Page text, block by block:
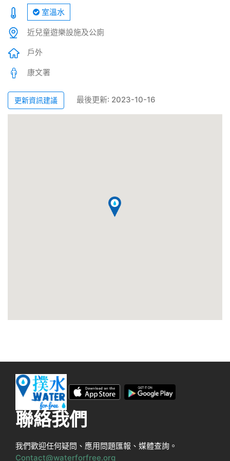
室溫水
近兒童遊樂設施及公廁
戶外
康文署
更新資訊建議 最後更新: 2023-10-16
聯絡我們
我們歡迎任何疑問、應用問題匯報、媒體查詢。
Contact@waterforfree.org